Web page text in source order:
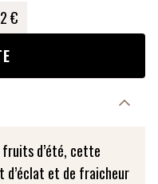
€
fruits d’été, cette
et de fraicheur